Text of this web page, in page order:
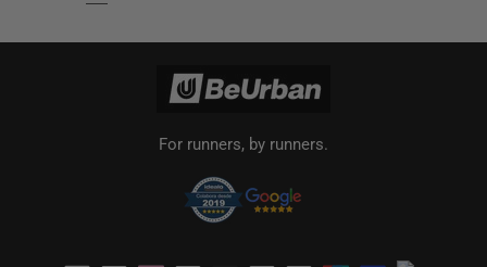
For runners, by runners.